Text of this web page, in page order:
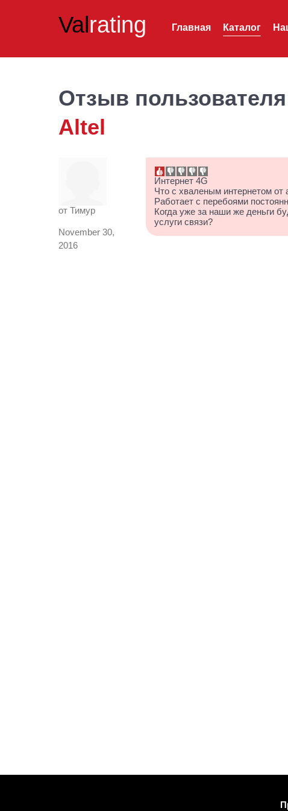
Valrating Главная Каталог
Отзыв пользователя
Altel
от Тимур
November 30,
2016
Интернет 4G
Что с хваленым интернетом
Работает с перебоями
Когда уже за наши же деньги
услуги связи?